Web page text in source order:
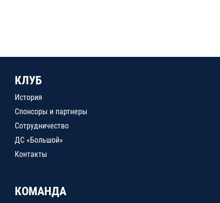
КЛУБ
История
Спонсоры и партнеры
Сотрудничество
ДС «Большой»
Контакты
КОМАНДА